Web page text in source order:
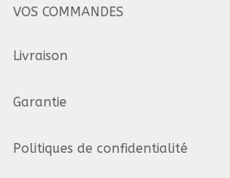
VOS COMMANDES
Livraison
Garantie
Politiques de confidentialité